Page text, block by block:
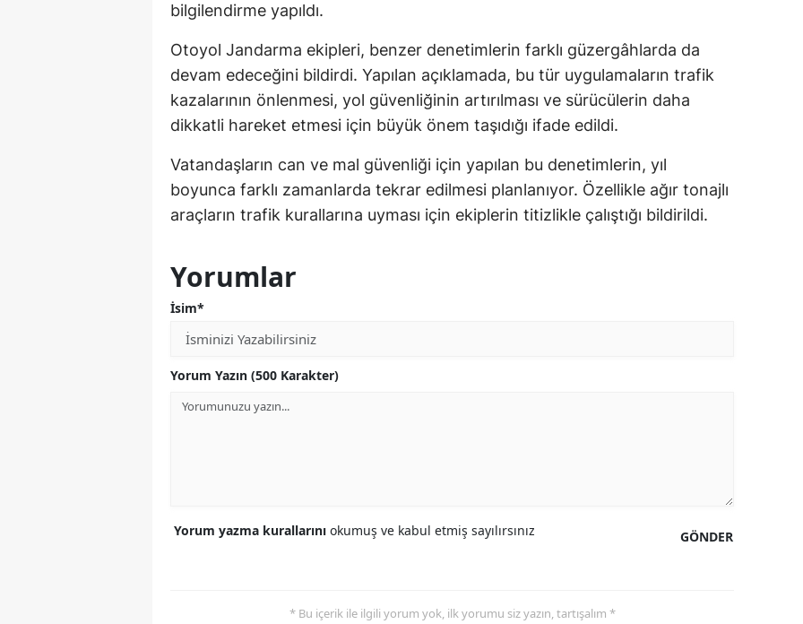
bilgilendirme yapıldı.
Otoyol Jandarma ekipleri, benzer denetimlerin farklı güzergâhlarda da
devam edeceğini bildirdi. Yapılan açıklamada, bu tür uygulamaların trafik
kazalarının önlenmesi, yol güvenliğinin artırılması ve sürücülerin daha
dikkatli hareket etmesi için büyük önem taşıdığı ifade edildi.
Vatandaşların can ve mal güvenliği için yapılan bu denetimlerin, yıl
boyunca farklı zamanlarda tekrar edilmesi planlanıyor. Özellikle ağır tonajlı
araçların trafik kurallarına uyması için ekiplerin titizlikle çalıştığı bildirildi.
Yorumlar
İsim*
Yorum Yazın (500 Karakter)
GÖNDER
Yorum yazma kurallarını okumuş ve kabul etmiş sayılırsınız
* Bu içerik ile ilgili yorum yok, ilk yorumu siz yazın, tartışalım *